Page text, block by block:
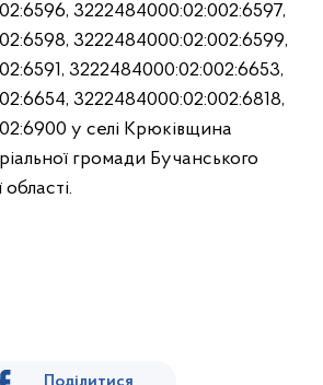
3222484000:02:002:6597,
3222484000:02:002:6599,
3222484000:02:002:6653,
3222484000:02:002:6818,
у селі Крюківщина
громади Бучанського